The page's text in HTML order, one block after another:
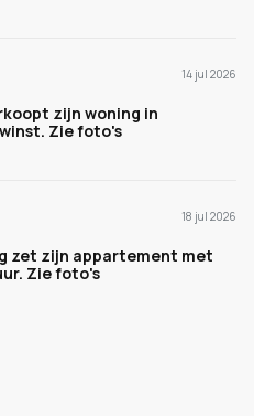
14 jul 2026
zijn woning in
Zie foto's
18 jul 2026
zet zijn appartement met
Zie foto's